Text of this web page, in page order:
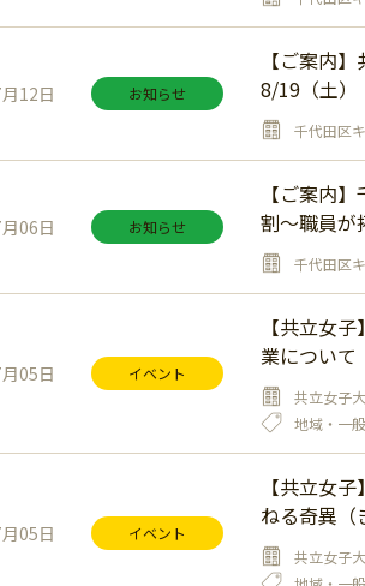
12日 お知らせ
【ご案内
8/19（土）
千代田区
06日 お知らせ
【ご案内
割～職員が
千代田区
05日 イベント
【共立女
業について
共立女子
地域・一
05日 イベント
【共立女
ねる奇異（
共立女子